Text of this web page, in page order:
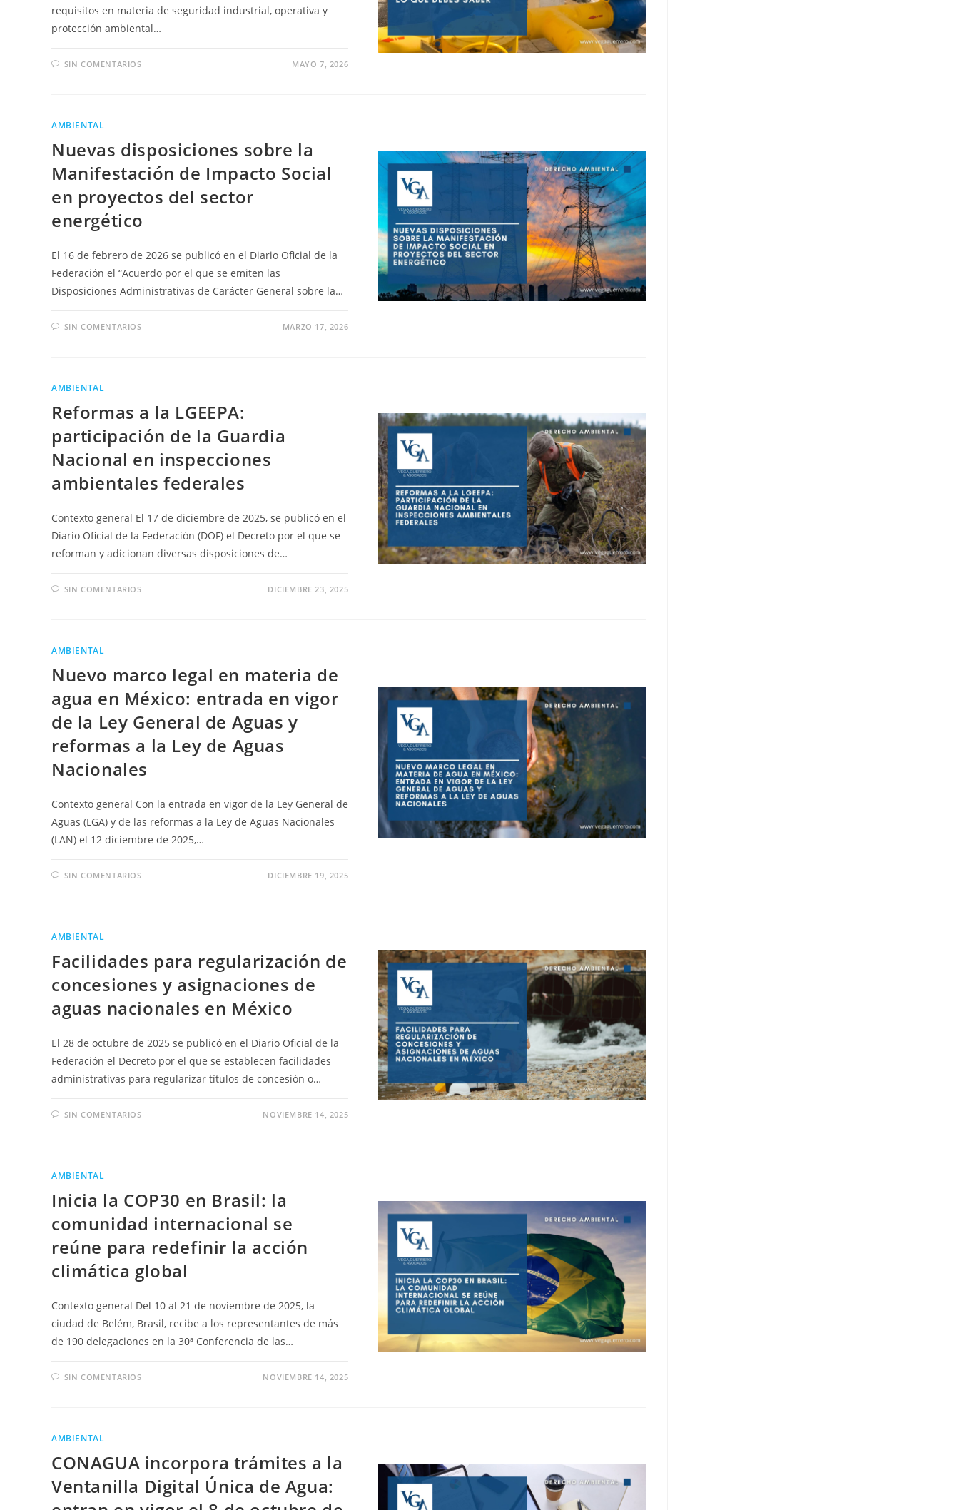
requisitos en materia de seguridad industrial, operativa y
protección ambiental…
SIN COMENTARIOS MAYO 7, 2026
AMBIENTAL
Nuevas disposiciones sobre la
Manifestación de Impacto Social
en proyectos del sector
energético
El 16 de febrero de 2026 se publicó en el Diario Oficial de la
Federación el “Acuerdo por el que se emiten las
Disposiciones Administrativas de Carácter General sobre la…
SIN COMENTARIOS MARZO 17, 2026
AMBIENTAL
Reformas a la LGEEPA:
participación de la Guardia
Nacional en inspecciones
ambientales federales
Contexto general El 17 de diciembre de 2025, se publicó en el
Diario Oficial de la Federación (DOF) el Decreto por el que se
reforman y adicionan diversas disposiciones de…
SIN COMENTARIOS DICIEMBRE 23, 2025
AMBIENTAL
Nuevo marco legal en materia de
agua en México: entrada en vigor
de la Ley General de Aguas y
reformas a la Ley de Aguas
Nacionales
Contexto general Con la entrada en vigor de la Ley General de
Aguas (LGA) y de las reformas a la Ley de Aguas Nacionales
(LAN) el 12 diciembre de 2025,…
SIN COMENTARIOS DICIEMBRE 19, 2025
AMBIENTAL
Facilidades para regularización de
concesiones y asignaciones de
aguas nacionales en México
El 28 de octubre de 2025 se publicó en el Diario Oficial de la
Federación el Decreto por el que se establecen facilidades
administrativas para regularizar títulos de concesión o…
SIN COMENTARIOS NOVIEMBRE 14, 2025
AMBIENTAL
Inicia la COP30 en Brasil: la
comunidad internacional se
reúne para redefinir la acción
climática global
Contexto general Del 10 al 21 de noviembre de 2025, la
ciudad de Belém, Brasil, recibe a los representantes de más
de 190 delegaciones en la 30ª Conferencia de las…
SIN COMENTARIOS NOVIEMBRE 14, 2025
AMBIENTAL
CONAGUA incorpora trámites a la
Ventanilla Digital Única de Agua: